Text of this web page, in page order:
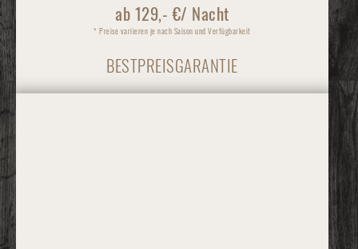
ab 129,- €/ Nacht
* Preise variieren je nach Saison und Verfügbarkeit
BESTPREISGARANTIE